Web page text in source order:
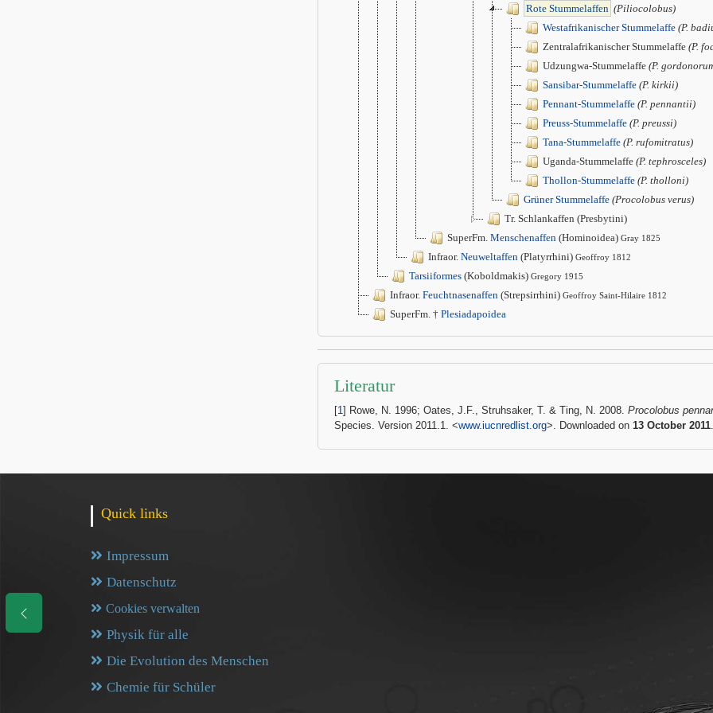
Rote Stummelaffen (Piliocolobus)
Westafrikanischer Stummelaffe (P.
Zentralafrikanischer Stummelaffe (P.
Udzungwa-Stummelaffe (P.
Sansibar-Stummelaffe (P. kirkii)
Pennant-Stummelaffe (P. pennantii)
Preuss-Stummelaffe (P. preussi)
Tana-Stummelaffe (P. rufomitratus)
Uganda-Stummelaffe (P. tephrosceles)
Thollon-Stummelaffe (P. tholloni)
Grüner Stummelaffe (Procolobus verus)
Tr. Schlankaffen (Presbytini)
SuperFm. Menschenaffen (Hominoidea) Gray 1825
Infraor. Neuweltaffen (Platyrrhini) Geoffroy 1812
Tarsiiformes (Koboldmakis) Gregory 1915
Infraor. Feuchtnasenaffen (Strepsirrhini) Geoffroy Saint-Hilaire 1812
SuperFm. † Plesiadapoidea
Literatur
[1] Rowe, N. 1996; Oates, J.F., Struhsaker, T. & Ting, N. 2008. Procolobus
Species. Version 2011.1. <www.iucnredlist.org>. Downloaded on 13 October 2011.
Quick links
Impressum
Datenschutz
Cookies verwalten
Physik für alle
Die Evolution des Menschen
Chemie für Schüler